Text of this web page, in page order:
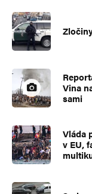
Vina
sami
Vláda
v EU,